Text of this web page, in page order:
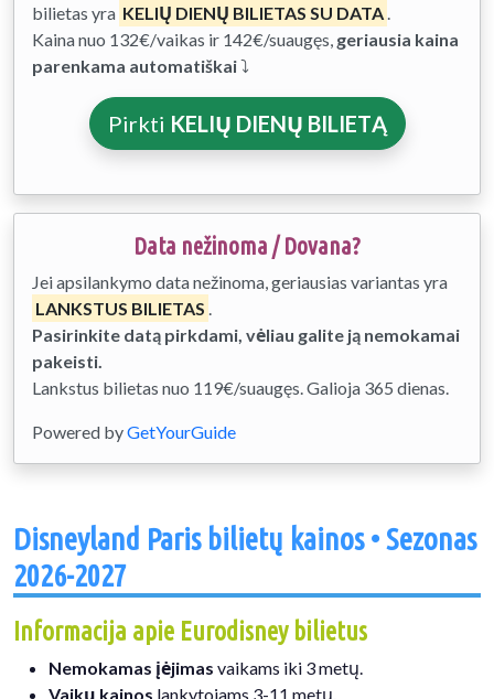
bilietas yra KELIŲ DIENŲ BILIETAS SU DATA .
Kaina nuo 132€/vaikas ir 142€/suaugęs, geriausia kaina
parenkama automatiškai⤵
Pirkti KELIŲ DIENŲ BILIETĄ
Data nežinoma / Dovana?
Jei apsilankymo data nežinoma, geriausias variantas yra
LANKSTUS BILIETAS .
Pasirinkite datą pirkdami, vėliau galite ją nemokamai
pakeisti.
Lankstus bilietas nuo 119€/suaugęs. Galioja 365 dienas.
Powered byGetYourGuide
Disneyland Paris bilietų kainos • Sezonas
2026-2027
Informacija apie Eurodisney bilietus
Nemokamas įėjimas vaikams iki 3 metų.
Vaikų kainos lankytojams 3-11 metų.